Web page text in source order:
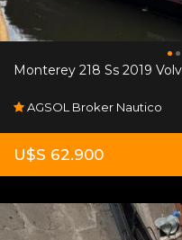
Monterey 218 Ss 2019
AGSOL Broker Nautico
U$S 62.900